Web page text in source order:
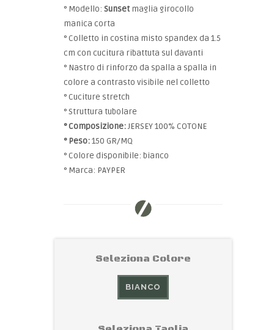
° Modello: Sunset maglia girocollo
manica corta
° Colletto in costina misto spandex da 1.5
cm con cucitura ribattuta sul davanti
° Nastro di rinforzo da spalla a spalla in
colore a contrasto visibile nel colletto
° Cuciture stretch
° Struttura tubolare
° Composizione:JERSEY 100% COTONE
° Peso:150 GR/MQ
° Colore disponibile: bianco
° Marca: PAYPER
Seleziona Colore
BIANCO